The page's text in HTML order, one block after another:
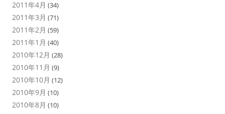
2011年4月 (34)
2011年3月 (71)
2011年2月 (59)
2011年1月 (40)
2010年12月 (28)
2010年11月 (9)
2010年10月 (12)
2010年9月 (10)
2010年8月 (10)